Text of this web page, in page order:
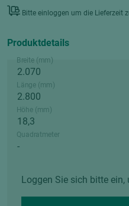
Bitte einloggen um die Lieferzeit
Produktdetails
Breite (mm)
Länge (mm)
Höhe (mm)
Quadratmeter
Loggen Sie sich bitte ein,